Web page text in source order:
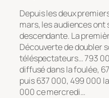
Depuis les deux
mars, les audiences ont
descendante. La
Découverte de doubler
téléspectateurs… 793
diffusé dans la foulée,
puis 637 000, 499 000
000 ce mercredi…